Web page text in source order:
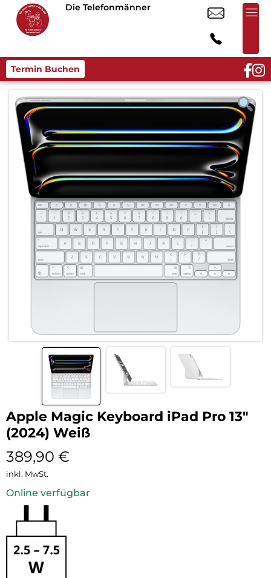
Die Telefonmänner
Termin Buchen
Apple Magic Keyboard iPad Pro 13″
(2024) Weiß
389,90 €
inkl. MwSt.
Online verfügbar